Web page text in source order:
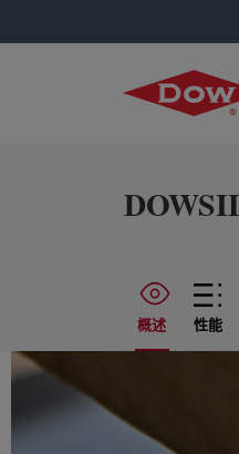
概述 性能